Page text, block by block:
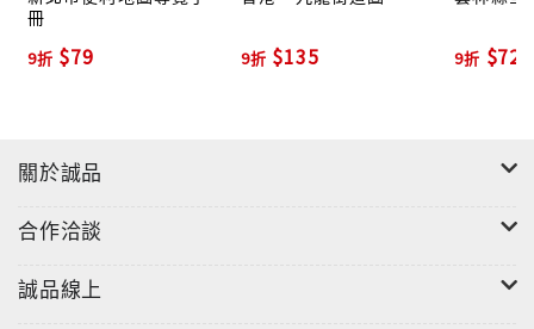
冊
9折 $79 9折 $135 9折 $72
關於誠品
合作洽談
誠品線上